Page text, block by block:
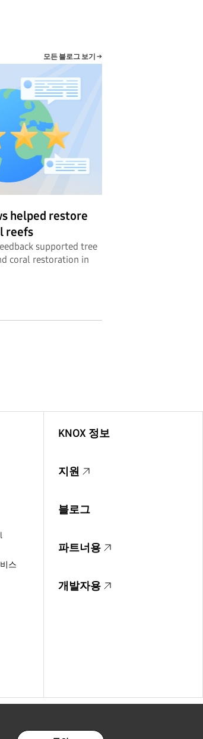
모든 블로그 보기 →
helped restore
reefs
supported tree
coral restoration in
스
KNOX 정보
지원
블로그
파트너용
개발자용